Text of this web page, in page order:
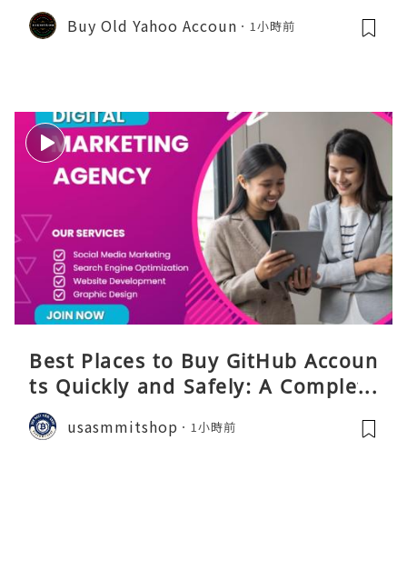
Buy Old Yahoo Accoun 1小時前
Best Places to Buy GitHub Accoun
ts Quickly and Safely: A Complete
Guide
usasmmitshop 1小時前